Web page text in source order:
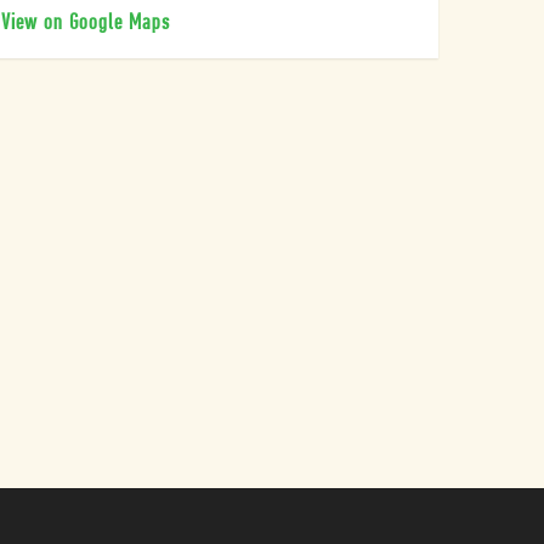
View on Google Maps